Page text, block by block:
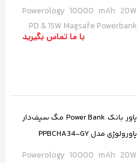
Powerology 10000 mAh 20W
PD & 15W Magsafe Powerbank
با ما تماس بگیرید
پاور بانک Power Bank مگ‌ سیف‌دار
پاورولوژی مدل PPBCHA34-GY
Powerology 10000 mAh 20W